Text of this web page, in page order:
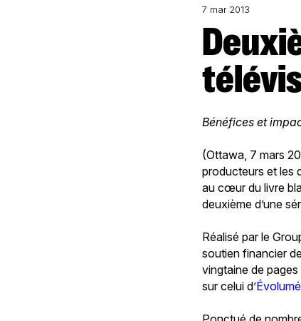
7 mar 2013
Deuxième rapport sur le 2e Écran et
Bénéfices et
(Ottawa, 7 mars
producteurs et les
au cœur du livre
deuxième d’une
Réalisé par le
soutien financier
vingtaine de
sur celui d’